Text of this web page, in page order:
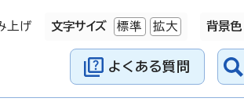
上げ 文字サイズ 標準 拡大 背景色
よくある質問